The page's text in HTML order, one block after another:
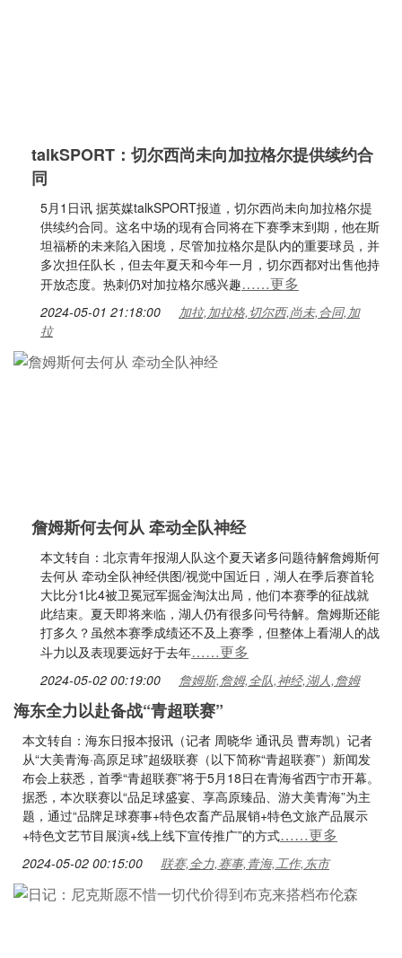
talkSPORT：切尔西尚未向加拉格尔提供续约合
同
5月1日讯 据英媒talkSPORT报道，切尔西尚未向加拉格尔提
供续约合同。这名中场的现有合同将在下赛季末到期，他在斯
坦福桥的未来陷入困境，尽管加拉格尔是队内的重要球员，并
多次担任队长，但去年夏天和今年一月，切尔西都对出售他持
开放态度。热刺仍对加拉格尔感兴趣……更多
2024-05-01 21:18:00
加拉,加拉格,切尔西,尚未,合同,加
拉
詹姆斯何去何从 牵动全队神经
本文转自：北京青年报湖人队这个夏天诸多问题待解詹姆斯何
去何从 牵动全队神经供图/视觉中国近日，湖人在季后赛首轮
大比分1比4被卫冕冠军掘金淘汰出局，他们本赛季的征战就
此结束。夏天即将来临，湖人仍有很多问号待解。詹姆斯还能
打多久？虽然本赛季成绩还不及上赛季，但整体上看湖人的战
斗力以及表现要远好于去年……更多
2024-05-02 00:19:00 詹姆斯,詹姆,全队,神经,湖人,詹姆
海东全力以赴备战“青超联赛”
本文转自：海东日报本报讯（记者 周晓华 通讯员 曹寿凯）记者
从“大美青海·高原足球”超级联赛（以下简称“青超联赛”）新闻发
布会上获悉，首季“青超联赛”将于5月18日在青海省西宁市开幕。
据悉，本次联赛以“品足球盛宴、享高原臻品、游大美青海”为主
题，通过“品牌足球赛事+特色农畜产品展销+特色文旅产品展示
+特色文艺节目展演+线上线下宣传推广”的方式……更多
2024-05-02 00:15:00 联赛,全力,赛事,青海,工作,东市